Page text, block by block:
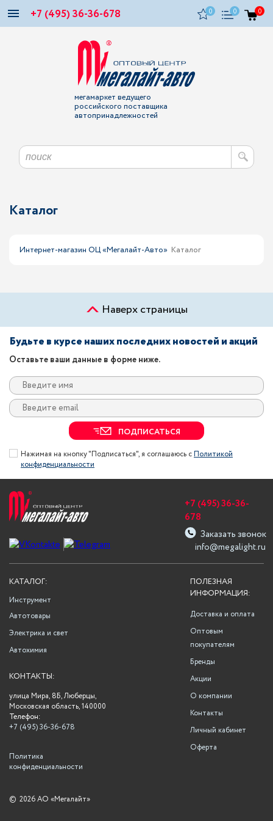
+7 (495) 36-36-678 0 0 0
мегамаркет ведущего
российского поставщика
автопринадлежностей
Каталог
Интернет-магазин ОЦ «Мегалайт-Авто» Каталог
Наверх страницы
Будьте в курсе наших последних новостей и акций
Оставьте ваши данные в форме ниже.
ПОДПИСАТЬСЯ
Нажимая на кнопку "Подписаться", я соглашаюсь сПолитикой
конфиденциальности
info@megalight.ru
+7 (495) 36-36-
678
Заказать звонок
ПОЛЕЗНАЯ
ИНФОРМАЦИЯ:
Доставка и оплата
Оптовым
покупателям
Бренды
Акции
О компании
Контакты
Личный кабинет
Оферта
КАТАЛОГ:
Инструмент
Автотовары
Электрика и свет
Автохимия
КОНТАКТЫ:
улица Мира, 8Б, Люберцы,
Московская область, 140000
Телефон:
+7 (495) 36-36-678
Политика
конфиденциальности
© 2026 АО «Мегалайт»